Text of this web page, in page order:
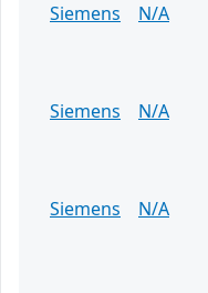
Siemens
N/A
Siemens
N/A
Siemens
N/A